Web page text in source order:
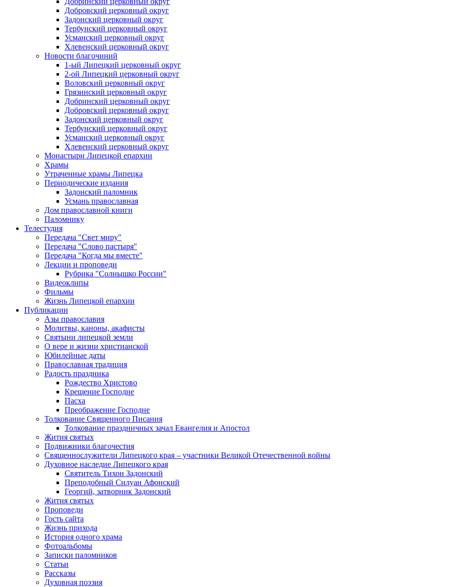
Добровский церковный округ
Задонский церковный округ
Тербунский церковный округ
Усманский церковный округ
Хлевенский церковный округ
Новости благочиний
1-ый Липецкий церковный округ
2-ой Липецкий церковный округ
Воловский церковный округ
Грязинский церковный округ
Добринский церковный округ
Добровский церковный округ
Задонский церковный округ
Тербунский церковный округ
Усманский церковный округ
Хлевенский церковный округ
Монастыри Липецкой епархии
Храмы
Утраченные храмы Липецка
Периодические издания
Задонский паломник
Усмань православная
Дом православной книги
Паломнику
Телестудия
Передача "Свет миру"
Передача "Слово пастыря"
Передача "Когда мы вместе"
Лекции и проповеди
Рубрика "Солнышко России"
Видеоклипы
Фильмы
Жизнь Липецкой епархии
Публикации
Азы православия
Молитвы, каноны, акафисты
Святыни липецкой земли
О вере и жизни христианской
Юбилейные даты
Православная традиция
Радость праздника
Рождество Христово
Крещение Господне
Пасха
Преображение Господне
Толкование Священного Писания
Толкование праздничных зачал Евангелия и Апостол
Жития святых
Подвижники благочестия
Священнослужители Липецкого края – участники Великой Отечественной войны
Духовное наследие Липецкого края
Святитель Тихон Задонский
Преподобный Силуан Афонский
Георгий, затворник Задонский
Жития святых
Проповеди
Гость сайта
Жизнь прихода
История одного храма
Фотоальбомы
Записки паломников
Статьи
Рассказы
Духовная поэзия